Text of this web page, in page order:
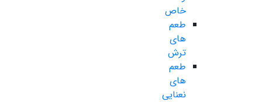
خاص
طعم
های
ترش
طعم
های
نعنایی